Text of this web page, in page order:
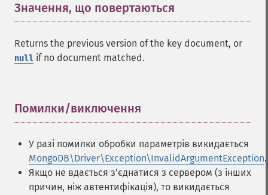
Значення, що повертаються
Returns the previous version of the key document, or
null if no document matched.
Помилки/виключення
У разі помилки обробки параметрів викидається
MongoDB\Driver\Exception\InvalidArgumentException.
Якщо не вдається з’єднатися з сервером (з інших
причин, ніж автентифікація), то викидається